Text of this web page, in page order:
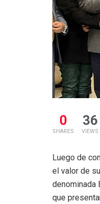
0
SHARES
36
VIEWS
Luego de
el valor de
denominada
que